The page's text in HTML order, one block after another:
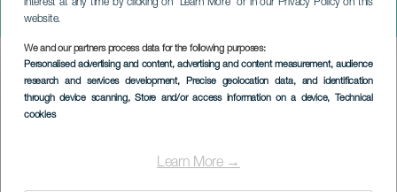
interest at any time by clicking on “Learn More” or in our Privacy Policy on this
website.
We and our partners process data for the following purposes:
Personalised advertising and content, advertising and content measurement, audience
research and services development, Precise geolocation data, and identification
through device scanning, Store and/or access information on a device, Technical
cookies
Learn More →
Veranos del Taoro
Imagen
Listado